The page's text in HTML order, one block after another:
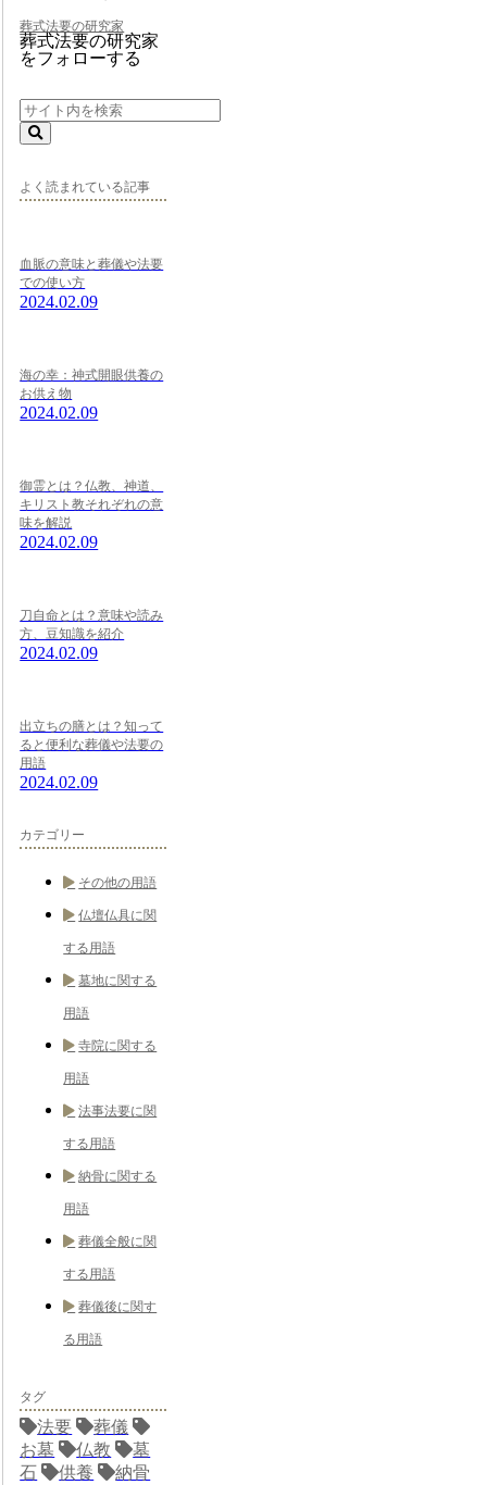
葬式法要の研究家
葬式法要の研究家
をフォローする
よく読まれている記事
血脈の意味と葬儀や法要
での使い方
2024.02.09
海の幸：神式開眼供養の
お供え物
2024.02.09
御霊とは？仏教、神道、
キリスト教それぞれの意
味を解説
2024.02.09
刀自命とは？意味や読み
方、豆知識を紹介
2024.02.09
出立ちの膳とは？知って
ると便利な葬儀や法要の
用語
2024.02.09
カテゴリー
その他の用語
仏壇仏具に関
する用語
墓地に関する
用語
寺院に関する
用語
法事法要に関
する用語
納骨に関する
用語
葬儀全般に関
する用語
葬儀後に関す
る用語
タグ
法要
葬儀
お墓
仏教
墓
石
供養
納骨